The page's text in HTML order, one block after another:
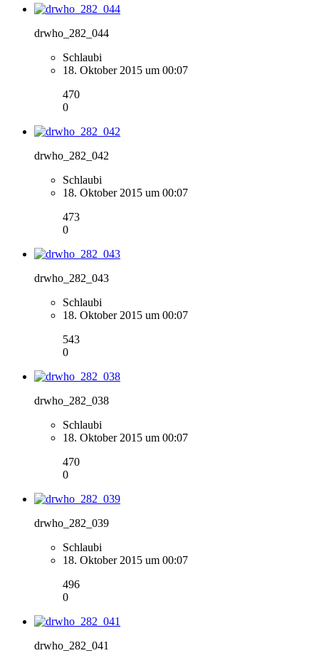
drwho_282_044
Schlaubi
18. Oktober 2015 um 00:07
470
0
drwho_282_042
Schlaubi
18. Oktober 2015 um 00:07
473
0
drwho_282_043
Schlaubi
18. Oktober 2015 um 00:07
543
0
drwho_282_038
Schlaubi
18. Oktober 2015 um 00:07
470
0
drwho_282_039
Schlaubi
18. Oktober 2015 um 00:07
496
0
drwho_282_041